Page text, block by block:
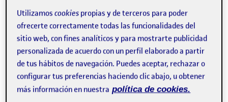
Semestre 20211 - Aula 2 PEC4: Proyecto acrílico
Navegación de entradas
Anterior: Avance práctica óleo Siguiente
Publicado porPEC4: Proyecto acrílico
Utilizamoscookies propias y de terceros para poder
ofrecerte correctamente todas las funcionalidades del
sitio web, con fines analíticos y para mostrarte publicidad
personalizada de acuerdo con un perfil elaborado a partir
de tus hábitos de navegación. Puedes aceptar, rechazar o
configurar tus preferencias haciendo clic abajo, u obtener
más información en nuestra política de cookies.